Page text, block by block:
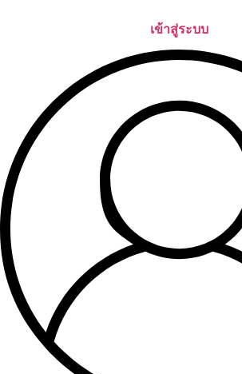
เข้าสู่ระบบ